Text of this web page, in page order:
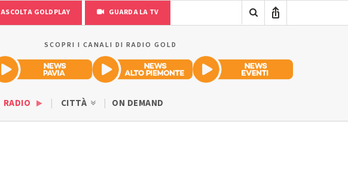
ASCOLTA GOLDPLAY GUARDA LA TV
SCOPRI I CANALI DI RADIO GOLD
RADIO CITTÀ ON DEMAND